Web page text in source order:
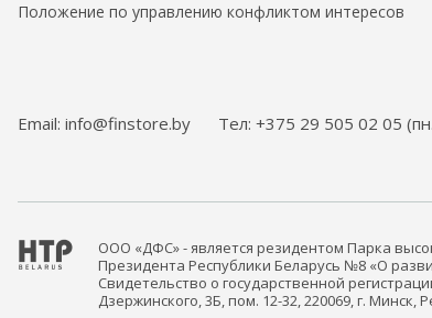
Положение по управлению конфликтом интересов
Email: info@finstore.by Тел: +375 29 505 02 05
ООО «ДФС» - является резидентом Парка
Президента Республики Беларусь №8 «О
Свидетельство о государственной
Дзержинского, 3Б, пом. 12-32, 220069, г. Минск,